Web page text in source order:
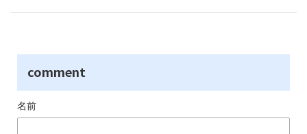
comment
名前